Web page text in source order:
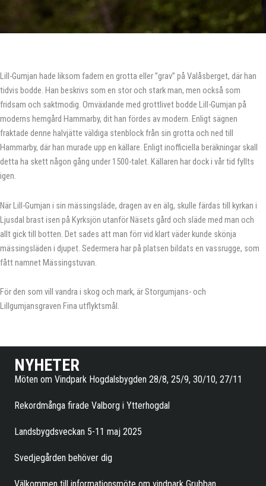
Lill-Gumjan hade liksom fadern en grotta eller ”grav” på Valåsberget, där han
tidvis bodde. Han beskrivs som en stor och stark man, men också som
fridsam och saktmodig. Omväxlande med grottlivet bodde Lill-Gumjan på
moderns hemgård Hammarby, dit han fördes av modern. Enligt sägnen
fraktade denne halvjätte väldiga stenblock från sin grotta och ned till
Hammarby, där han murade upp en källare. Enligt inofficiella beräkningar skall
detta ha skett någon gång under 1500-talet. Källaren har dock i vår tid fyllts
igen.
När Lill-Gumjan i sin mässingsläde, dragen av en älg, skulle färdas till kyrkan i
Ljusdal brast isen på Kyrksjön utanför Näsets gård och släde med man och
allt gick till botten. Det sades att man förr vid klart väder kunde skönja
mässingsläden i djupet. Sedermera har på platsen bildats en vassrugge, som
fått namnet Mässingstuvan.
För den som vill vandra i skog och mark, är Storgumjans- och
Lillgumjansgraven Fina utflyktsmål.
NYHETER
Möten om Vindpark Hogdalsbygden 28/8, 25/9, 30/10, 27/11
Rekordmånga firade Valborg i Ytterhogdal
Landsbygdsveckan 5-11 maj 2025
Svedjegården behöver dig